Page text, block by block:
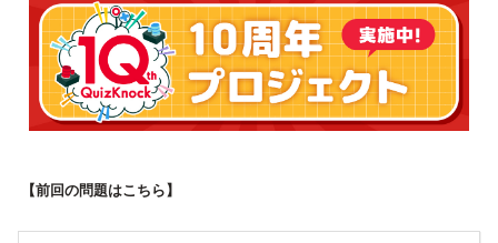
【前回の問題はこちら】